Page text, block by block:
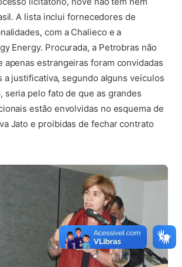
A lista inclui fornecedores de
com a Chalieco e a
Energy. Procurada, a Petrobras não
apenas estrangeiras foram convidadas
a justificativa, segundo alguns veículos
seria pelo fato de que as grandes
estão envolvidas no esquema de
Jato e proibidas de fechar contrato